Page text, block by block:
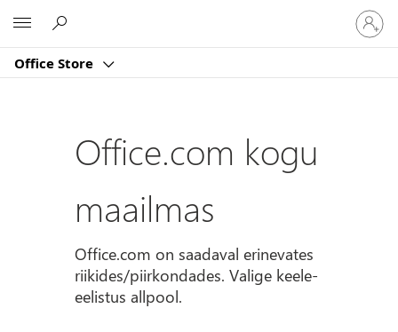
Office Store
Logige
sisse
oma
Office.com kogu
maailmas
Office.com on saadaval erinevates
riikides/piirkondades. Valige keele-
eelistus allpool.